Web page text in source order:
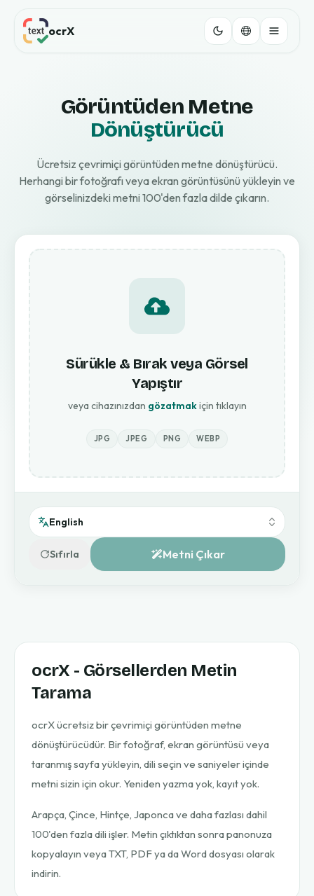
ocrX
Görüntüden Metne
Dönüştürücü
Ücretsiz çevrimiçi görüntüden metne dönüştürücü.
Herhangi bir fotoğrafı veya ekran görüntüsünü yükleyin ve
görselinizdeki metni 100'den fazla dilde çıkarın.
Sürükle & Bırak veya Görsel
Yapıştır
veya cihazınızdan gözatmakiçin tıklayın
JPG JPEG PNG WEBP
English
Sıfırla Metni Çıkar
ocrX - Görsellerden Metin
Tarama
ocrX ücretsiz bir çevrimiçi görüntüden metne
dönüştürücüdür. Bir fotoğraf, ekran görüntüsü veya
taranmış sayfa yükleyin, dili seçin ve saniyeler içinde
metni sizin için okur. Yeniden yazma yok, kayıt yok.
Arapça, Çince, Hintçe, Japonca ve daha fazlası dahil
100'den fazla dili işler. Metin çıktıktan sonra panonuza
kopyalayın veya TXT, PDF ya da Word dosyası olarak
indirin.